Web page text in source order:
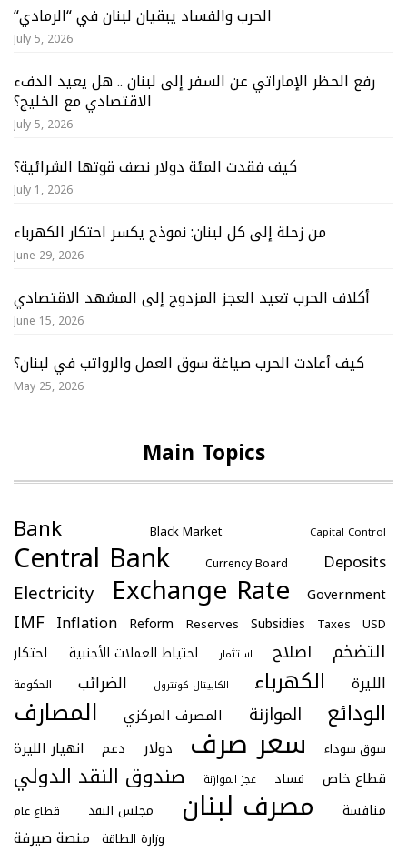
“الحرب والفساد يبقيان لبنان في “الرمادي
July 5, 2026
رفع الحظر الإماراتي عن السفر إلى لبنان .. هل يعيد الدفء
الاقتصادي مع الخليج؟
July 5, 2026
كيف فقدت المئة دولار نصف قوتها الشرائية؟
July 1, 2026
من زحلة إلى كل لبنان: نموذج يكسر احتكار الكهرباء
June 29, 2026
أكلاف الحرب تعيد العجز المزدوج إلى المشهد الاقتصادي
June 15, 2026
كيف أعادت الحرب صياغة سوق العمل والرواتب في لبنان؟
May 25, 2026
Main Topics
Bank
Black Market Capital Control
Central Bank Currency Board Deposits
Electricity Exchange Rate Government
IMF Inflation Reform Reserves Subsidies Taxes USD
احتكار احتياط العملات الأجنبية استثمار اصلاح التضخم
الحكومة الضرائب الكابيتال كونترول الكهرباء الليرة
المصارف المصرف المركزي الموازنة الودائع
انهيار الليرة دعم دولار سعر صرف سوق سوداء
صندوق النقد الدولي عجز الموازنة فساد قطاع خاص
قطاع عام مجلس النقد مصرف لبنان منافسة
منصة صيرفة وزارة الطاقة